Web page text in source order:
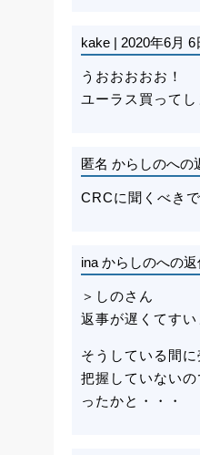
kake | 2020年6月 6
うおおおおお！
ユーラス買ってし
匿名 からしのへの
CRCに聞くべきで
ina からしのへの返
＞しのさん
返事が遅くてすい
そうしている間
把握していない
ったかと・・・